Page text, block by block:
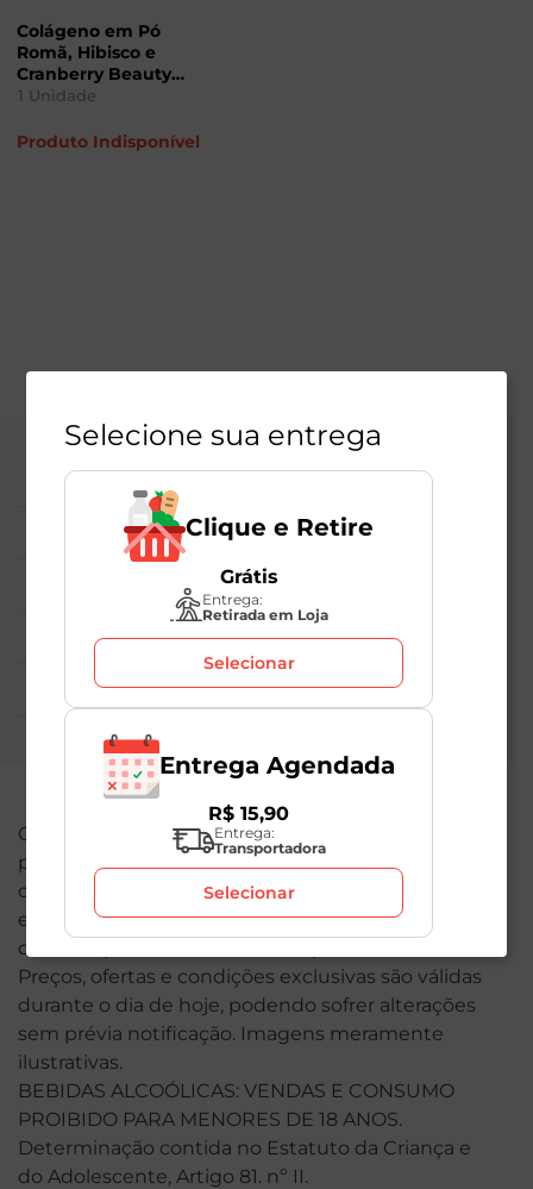
Produto Indisponível
Colágeno em Pó
Romã, Hibisco e
Cranberry Beauty
Blend Pouch 540g
1 Unidade
Central de Atendimento
Institucional
Políticas Mambo
Atedimento ao Consumidor
Nossas Redes
O valor total de sua compra poderá ser alterado
por conta dos produtos de peso variável. Em caso
de indisponibilidade, o produto não será entregue
e, por isso, o valor correspondente não será
cobrado, podendo ser alterado para menos.
Preços, ofertas e condições exclusivas são válidas
durante o dia de hoje, podendo sofrer alterações
sem prévia notificação. Imagens meramente
ilustrativas.
BEBIDAS ALCOÓLICAS: VENDAS E CONSUMO
PROIBIDO PARA MENORES DE 18 ANOS.
Determinação contida no Estatuto da Criança e
do Adolescente, Artigo 81. nº II.
Selecione sua entrega
Clique e Retire
Grátis
Entrega:
Retirada em Loja
Selecionar
Entrega Agendada
R$ 15,90
Entrega:
Transportadora
Selecionar